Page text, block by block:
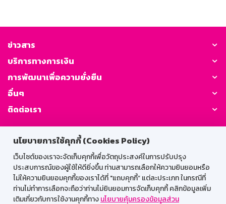
นโยบายการใช้คุกกี้ (Cookies Policy)
เว็บไซต์ของเราจะจัดเก็บคุกกี้เพื่อวัตถุประสงค์ในการปรับปรุง
ประสบการณ์ของผู้ใช้ให้ดียิ่งขึ้น ท่านสามารถเลือกให้ความยินยอมหรือ
ไม่ให้ความยินยอมคุกกี้ของเราได้ที่ "แถบคุกกี้” แต่ละประเภท ในกรณีที่
ท่านไม่ทำการเลือกจะถือว่าท่านไม่ยินยอมการจัดเก็บคุกกี้ คลิกข้อมูลเพิ่ม
เติมเกี่ยวกับการใช้งานคุกกี้ทางนโยบายคุ้มครองข้อมูลส่วน
ข่าวสาร
บริการทางการเงิน
การพัฒนาเพื่อความยั่งยืน
อื่นๆ
ติดต่อเรา
GSB Society:
สำหรับพนักงาน
Web HR
GSB Wisdom M-Search